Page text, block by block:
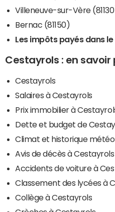
Villeneuve-sur-Vère
Bernac (81150)
Les impôts payés dans le
Cestayrols : en savoir
Cestayrols
Salaires à Cestayrols
Prix immobilier à
Dette et budget de
Climat et historique
Avis de décès à Cestayrols
Accidents de voiture à
Classement des lycées à
Collège à Cestayrols